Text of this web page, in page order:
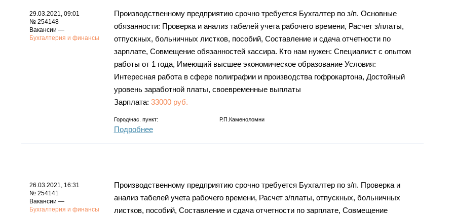
29.03.2021, 09:01
№ 254148
Вакансии —
Бухгалтерия и финансы
Производственному предприятию срочно требуется Бухгалтер по з/п. Основные
обязанности: Проверка и анализ табелей учета рабочего времени, Расчет з/платы,
отпускных, больничных листков, пособий, Составление и сдача отчетности по
зарплате, Совмещение обязанностей кассира. Кто нам нужен: Специалист с опытом
работы от 1 года, Имеющий высшее экономическое образование Условия:
Интересная работа в сфере полиграфии и производства гофрокартона, Достойный
уровень заработной платы, своевременные выплаты
Зарплата: 33000 руб.
Город/нас. пункт: Р.п.Каменоломни
Подробнее
26.03.2021, 16:31
№ 254141
Вакансии —
Бухгалтерия и финансы
Производственному предприятию срочно требуется Бухгалтер по з/п. Проверка и
анализ табелей учета рабочего времени, Расчет з/платы, отпускных, больничных
листков, пособий, Составление и сдача отчетности по зарплате, Совмещение